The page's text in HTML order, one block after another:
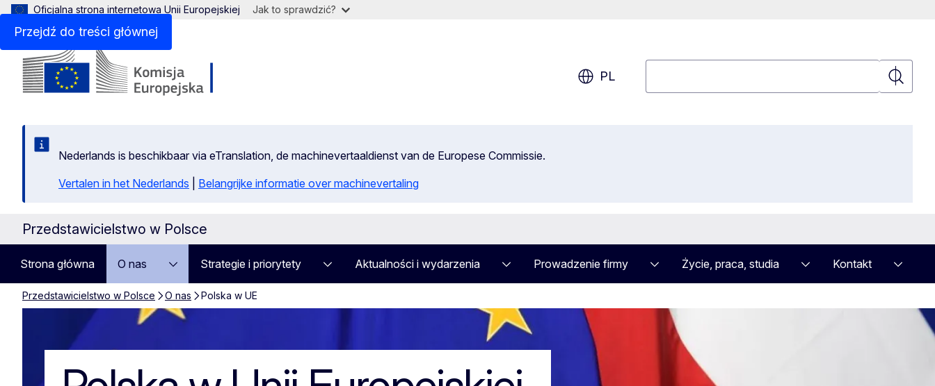
Przejdź do treści głównej
Oficjalna strona internetowa Unii Europejskiej Jak to sprawdzić?
PL
Nederlands is beschikbaar via eTranslation, de machinevertaaldienst van de Europese Commissie.
Vertalen in het Nederlands
Belangrijke informatie over machinevertaling
Przedstawicielstwo w Polsce
Strona główna O nas Strategie i priorytety Aktualności i wydarzenia Prowadzenie firmy Życie, praca, studia Kontakt
Przedstawicielstwo w Polsce O nas Polska w UE
Polska w UE